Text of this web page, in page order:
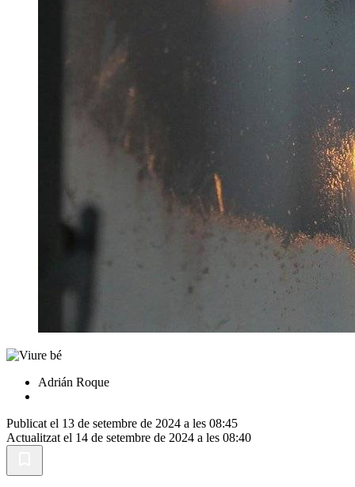
Adrián Roque
Publicat el 13 de setembre de 2024 a les 08:45
Actualitzat el 14 de setembre de 2024 a les 08:40